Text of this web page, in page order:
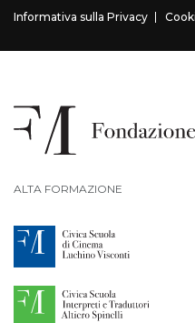
Informativa sulla Privacy
ALTA FORMAZIONE